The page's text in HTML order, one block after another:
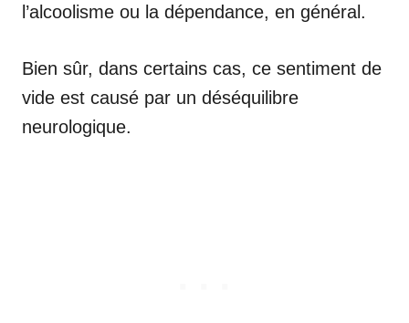
l’alcoolisme ou la dépendance, en général.
Bien sûr, dans certains cas, ce sentiment de
vide est causé par un déséquilibre
neurologique.